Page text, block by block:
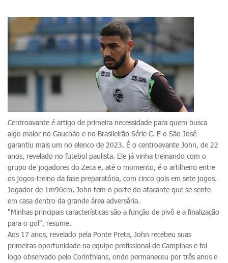
Centroavante é artigo de primeira necessidade para quem busca
algo maior no Gauchão e no Brasileirão Série C. E o São José
garantiu mais um no elenco de 2023. É o centroavante John, de 22
anos, revelado no futebol paulista. Ele já vinha treinando com o
grupo de jogadores do Zeca e, até o momento, é o artilheiro entre
os jogos-treino da fase preparatória, com cinco gols em sete jogos.
Jogador de 1m90cm, John tem o porte do atacante que se sente
em casa dentro da grande área adversária.
"Minhas principais características são a função de pivô e a finalização
para o gol", resume.
Aos 17 anos, revelado pela Ponte Preta, John recebeu suas
primeiras oportunidade na equipe profissional de Campinas e foi
logo observado pelo Corinthians, onde permaneceu por três anos e